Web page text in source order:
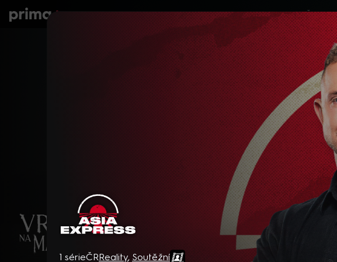
Seriály Filmy Děti Zprávy Novinky Živě
Asia Express
1 sérieČRReality, Soutěžní
prima+